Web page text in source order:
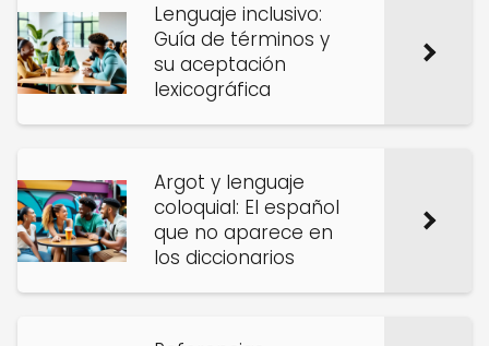
Lenguaje inclusivo:
Guía de términos y
su aceptación
lexicográfica
Argot y lenguaje
coloquial: El español
que no aparece en
los diccionarios